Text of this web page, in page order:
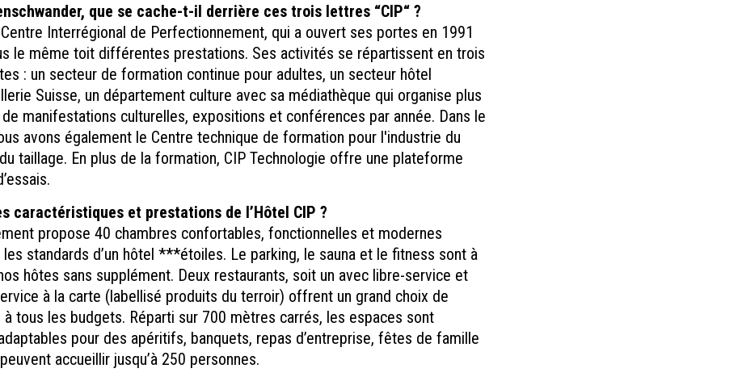
que se cache-t-il derrière ces trois lettres “CIP“ ?
Centre Interrégional de Perfectionnement, qui a ouvert ses portes en 1991
le même toit différentes prestations. Ses activités se répartissent en trois
: un secteur de formation continue pour adultes, un secteur hôtel
Suisse, un département culture avec sa médiathèque qui organise plus
de manifestations culturelles, expositions et conférences par année. Dans le
avons également le Centre technique de formation pour l'industrie du
taillage. En plus de la formation, CIP Technologie offre une plateforme
caractéristiques et prestations de l’Hôtel CIP ?
propose 40 chambres confortables, fonctionnelles et modernes
standards d’un hôtel ***étoiles. Le parking, le sauna et le fitness sont à
hôtes sans supplément. Deux restaurants, soit un avec libre-service et
à la carte (labellisé produits du terroir) offrent un grand choix de
à tous les budgets. Réparti sur 700 mètres carrés, les espaces sont
pour des apéritifs, banquets, repas d’entreprise, fêtes de famille
accueillir jusqu’à 250 personnes.